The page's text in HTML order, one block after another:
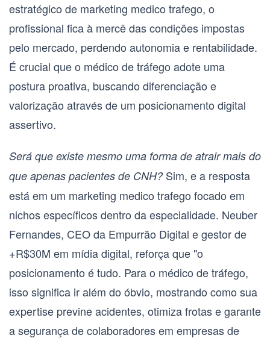
estratégico de marketing medico trafego, o
profissional fica à mercê das condições impostas
pelo mercado, perdendo autonomia e rentabilidade.
É crucial que o médico de tráfego adote uma
postura proativa, buscando diferenciação e
valorização através de um posicionamento digital
assertivo.
Será que existe mesmo uma forma de atrair mais do
que apenas pacientes de CNH?Sim, e a resposta
está em um marketing medico trafego focado em
nichos específicos dentro da especialidade. Neuber
Fernandes, CEO da Empurrão Digital e gestor de
+R$30M em mídia digital, reforça que "o
posicionamento é tudo. Para o médico de tráfego,
isso significa ir além do óbvio, mostrando como sua
expertise previne acidentes, otimiza frotas e garante
a segurança de colaboradores em empresas de